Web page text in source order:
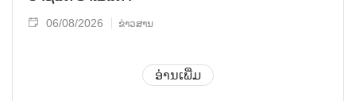
06/08/2026 ຂ່າວສານ
ອ່ານເພີ່ມ